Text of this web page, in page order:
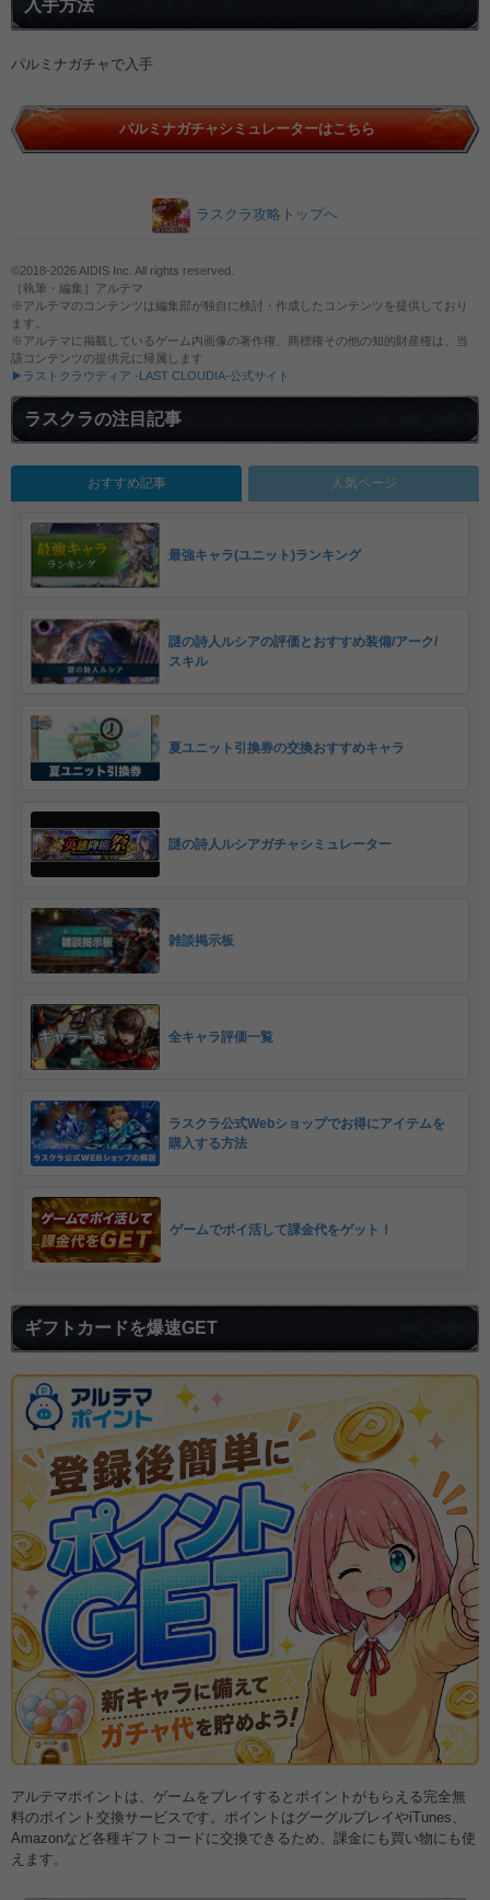
入手方法
パルミナガチャで入手
パルミナガチャシミュレーターはこちら
ラスクラ攻略トップへ
©2018-2026 AIDIS Inc. All rights reserved.
［執筆・編集］アルテマ
※アルテマのコンテンツは編集部が独自に検討・作成したコンテンツを提供しており
ます。
※アルテマに掲載しているゲーム内画像の著作権、商標権その他の知的財産権は、当
該コンテンツの提供元に帰属します
▶ラストクラウディア -LAST CLOUDIA-公式サイト
ラスクラの注目記事
おすすめ記事 人気ページ
最強キャラ(ユニット)ランキング
謎の詩人ルシアの評価とおすすめ装備/アーク/
スキル
夏ユニット引換券の交換おすすめキャラ
謎の詩人ルシアガチャシミュレーター
雑談掲示板
全キャラ評価一覧
ラスクラ公式Webショップでお得にアイテムを
購入する方法
ゲームでポイ活して課金代をゲット！
ギフトカードを爆速GET
アルテマポイントは、ゲームをプレイするとポイントがもらえる完全無
料のポイント交換サービスです。ポイントはグーグルプレイやiTunes、
Amazonなど各種ギフトコードに交換できるため、課金にも買い物にも使
えます。